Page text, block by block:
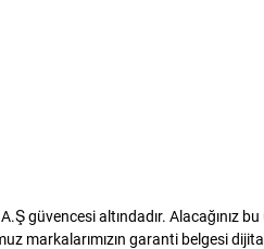
güvencesi altındadır.
garanti belgesi